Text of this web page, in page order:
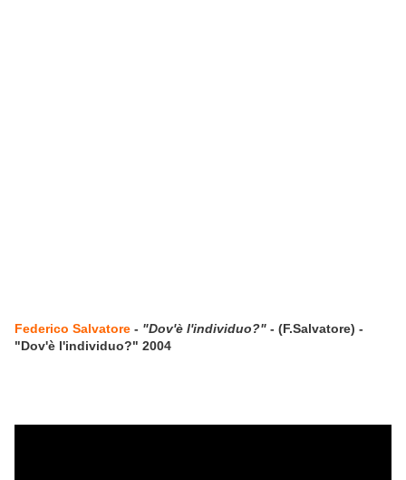
Federico Salvatore - "Dov'è l'individuo?" - (F.Salvatore) -
"Dov'è l'individuo?" 2004